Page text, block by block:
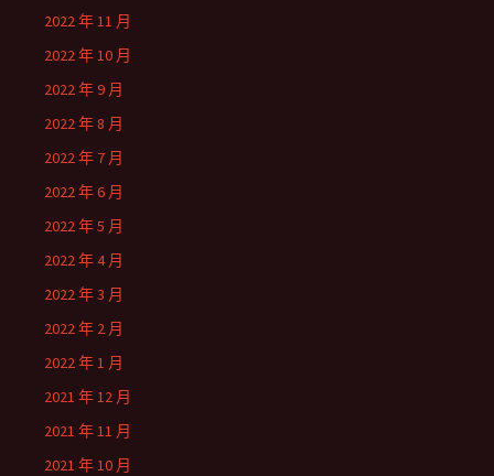
2022 年 11 月
2022 年 10 月
2022 年 9 月
2022 年 8 月
2022 年 7 月
2022 年 6 月
2022 年 5 月
2022 年 4 月
2022 年 3 月
2022 年 2 月
2022 年 1 月
2021 年 12 月
2021 年 11 月
2021 年 10 月